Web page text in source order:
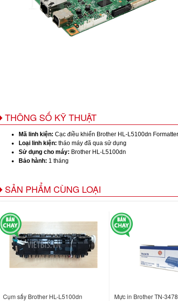
THÔNG SỐ KỸ THUẬT
Mã linh kiện: Cạc điều khiển Brother HL-L5100dn Formatter
Loại linh kiện: tháo máy đã qua sử dụng
Sử dụng cho máy: Brother HL-L5100dn
Bảo hành: 1 tháng
SẢN PHẨM CÙNG LOẠI
Cụm sấy Brother HL-L5100dn Mực in Brother TN-3478